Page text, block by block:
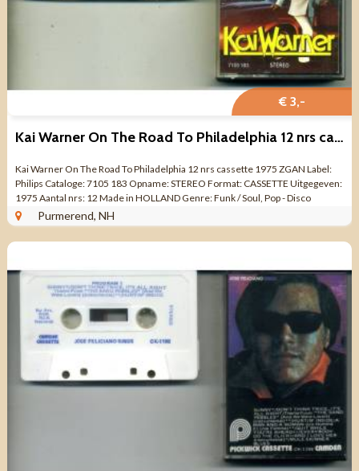
€ 3,-
Kai Warner On The Road To Philadelphia 12 nrs cassette 1975
Kai Warner On The Road To Philadelphia 12 nrs cassette 1975 ZGAN Label:
Philips Cataloge: 7105 183 Opname: STEREO Format: CASSETTE Uitgegeven:
1975 Aantal nrs: 12 Made in HOLLAND Genre: Funk / Soul, Pop - Disco
Kwaliteit: ZO ...
Purmerend, NH